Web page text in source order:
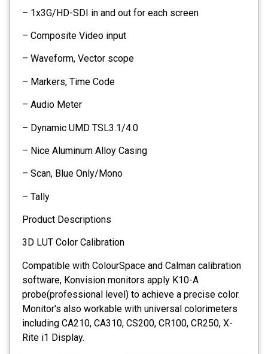
– 1x3G/HD-SDI in and out for each screen
– Composite Video input
– Waveform, Vector scope
– Markers, Time Code
– Audio Meter
– Dynamic UMD TSL3.1/4.0
– Nice Aluminum Alloy Casing
– Scan, Blue Only/Mono
– Tally
Product Descriptions
3D LUT Color Calibration
Compatible with ColourSpace and Calman calibration
software, Konvision monitors apply K10-A
probe(professional level) to achieve a precise color.
Monitor's also workable with universal colorimeters
including CA210, CA310, CS200, CR100, CR250, X-
Rite i1 Display.